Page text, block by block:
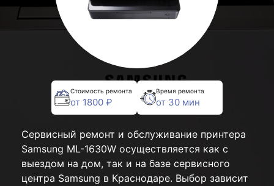
Стоимость ремонта
от 1800 ₽
Время ремонта
от 30 мин
Сервисный ремонт и обслуживание принтера
Samsung ML-1630W осуществляется как с
выездом на дом, так и на базе сервисного
центра Samsung в Краснодаре. Выбор зависит